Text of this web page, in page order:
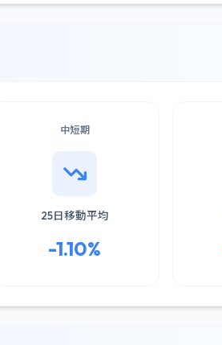
中短期
25日移動平均
-1.10%